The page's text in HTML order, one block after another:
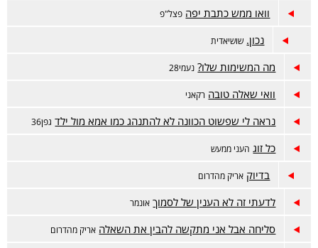
וואו ממש כתבת יפה פצל"פ
נכון. שושיאדית
מה המשימות שלו? נעמי28
וואי שאלה טובה רקאני
נראה לי שפשוט הכוונה לא להתנהג כמו אמא מול ילד גפן36
כל זוג העני ממעש
בדיוק אריק מהדרום
לדעתי זה לא הענין של לסמוך אונמר
סליחה אבל אני מתקשה להבין את השאלה אריק מהדרום